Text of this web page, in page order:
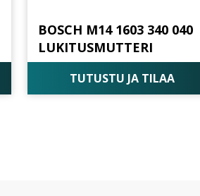
BOSCH M14 1603 340 040
LUKITUSMUTTERI
TUTUSTU JA TILAA